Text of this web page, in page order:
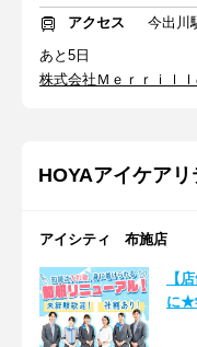
アクセス
今出川
あと5日
株式会社Ｍｅｒｒｉｌ
HOYAアイケア
アイシティ 布施店
【
に★